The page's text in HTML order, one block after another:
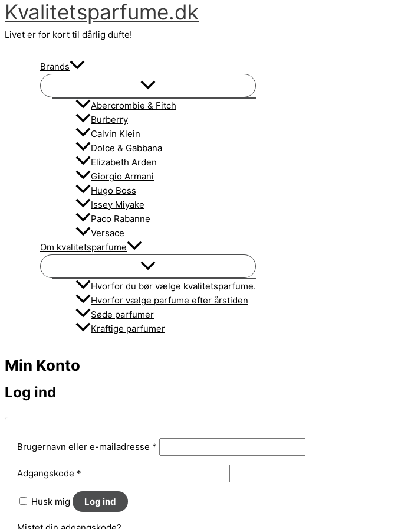
Gå
til
indholdet
Kvalitetsparfume.dk
Livet er for kort til dårlig dufte!
Brands
Abercrombie & Fitch
Burberry
Calvin Klein
Dolce & Gabbana
Elizabeth Arden
Giorgio Armani
Hugo Boss
Issey Miyake
Paco Rabanne
Versace
Om kvalitetsparfume
Hvorfor du bør vælge kvalitetsparfume.
Hvorfor vælge parfume efter årstiden
Søde parfumer
Kraftige parfumer
Min Konto
Log ind
Brugernavn eller e-mailadresse *
Adgangskode *
Husk mig Log ind